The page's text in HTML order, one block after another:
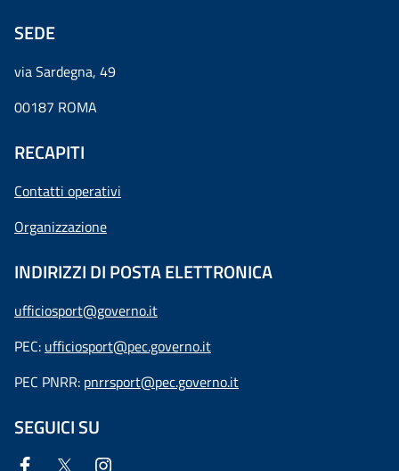
SEDE
via Sardegna, 49
00187 ROMA
RECAPITI
Contatti operativi
Organizzazione
INDIRIZZI DI POSTA ELETTRONICA
ufficiosport@governo.it
PEC: ufficiosport@pec.governo.it
PEC PNRR: pnrrsport@pec.governo.it
SEGUICI SU